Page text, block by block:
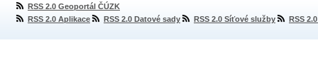
RSS 2.0 Geoportál ČÚZK
RSS 2.0 Aplikace
RSS 2.0 Datové sady RSS 2.0 Síťové služby RSS